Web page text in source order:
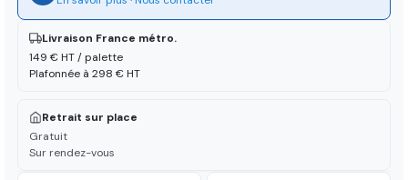
Livraison France métro.
149 € HT / palette
Plafonnée à 298 € HT
Retrait sur place
Gratuit
Sur rendez-vous